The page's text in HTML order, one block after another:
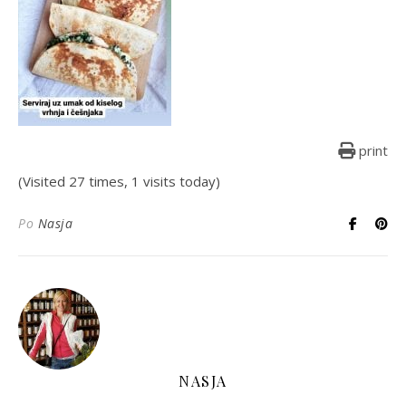
print
(Visited 27 times, 1 visits today)
Po Nasja
NASJA